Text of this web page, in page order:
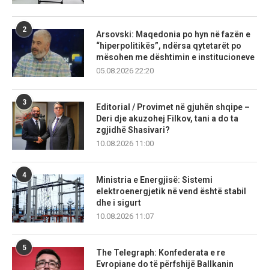
2
Arsovski: Maqedonia po hyn në fazën e
“hiperpolitikës”, ndërsa qytetarët po
mësohen me dështimin e institucioneve
05.08.2026 22:20
3
Editorial / Provimet në gjuhën shqipe –
Deri dje akuzohej Filkov, tani a do ta
zgjidhë Shasivari?
10.08.2026 11:00
4
Ministria e Energjisë: Sistemi
elektroenergjetik në vend është stabil
dhe i sigurt
10.08.2026 11:07
5
The Telegraph: Konfederata e re
Evropiane do të përfshijë Ballkanin